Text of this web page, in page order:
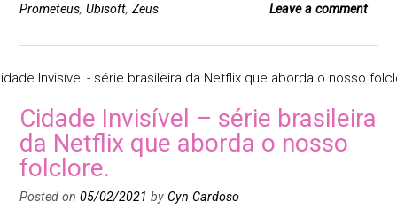
Prometeus, Ubisoft, Zeus Leave a comment
Cidade Invisível – série brasileira
da Netflix que aborda o nosso
folclore.
Posted on 05/02/2021 by Cyn Cardoso